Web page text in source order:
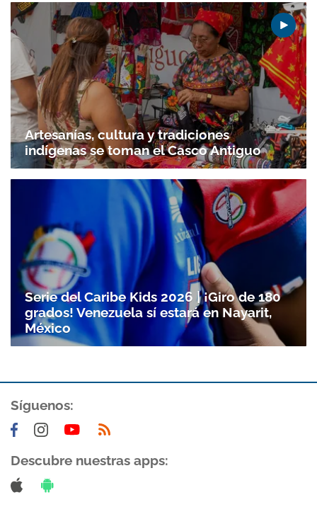
Artesanías, cultura y tradiciones
indígenas se toman el Casco Antiguo
Serie del Caribe Kids 2026 | ¡Giro de 180
grados! Venezuela sí estará en Nayarit,
México
Síguenos:
Descubre nuestras apps: